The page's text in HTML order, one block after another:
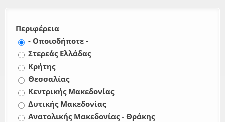
Περιφέρεια
- Οποιοδήποτε -
Στερεάς Ελλάδας
Κρήτης
Θεσσαλίας
Κεντρικής Μακεδονίας
Δυτικής Μακεδονίας
Ανατολικής Μακεδονίας - Θράκης